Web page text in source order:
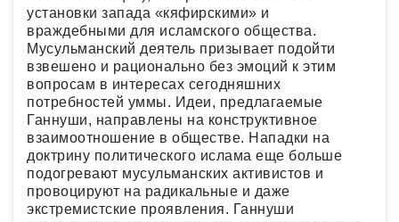
установки запада «кяфирскими» и
враждебными для исламского общества.
Мусульманский деятель призывает подойти
взвешено и рационально без эмоций к этим
вопросам в интересах сегодняшних
потребностей уммы. Идеи, предлагаемые
Ганнуши, направлены на конструктивное
взаимоотношение в обществе. Нападки на
доктрину политического ислама еще больше
подогревают мусульманских активистов и
провоцируют на радикальные и даже
экстремистские проявления. Ганнуши